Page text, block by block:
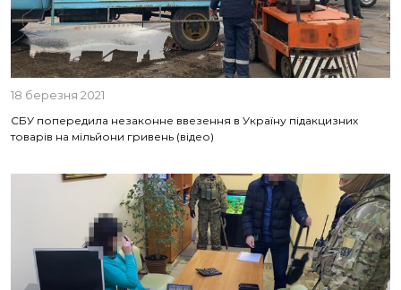
18 березня 2021
СБУ попередила незаконне ввезення в Україну підакцизних
товарів на мільйони гривень (відео)